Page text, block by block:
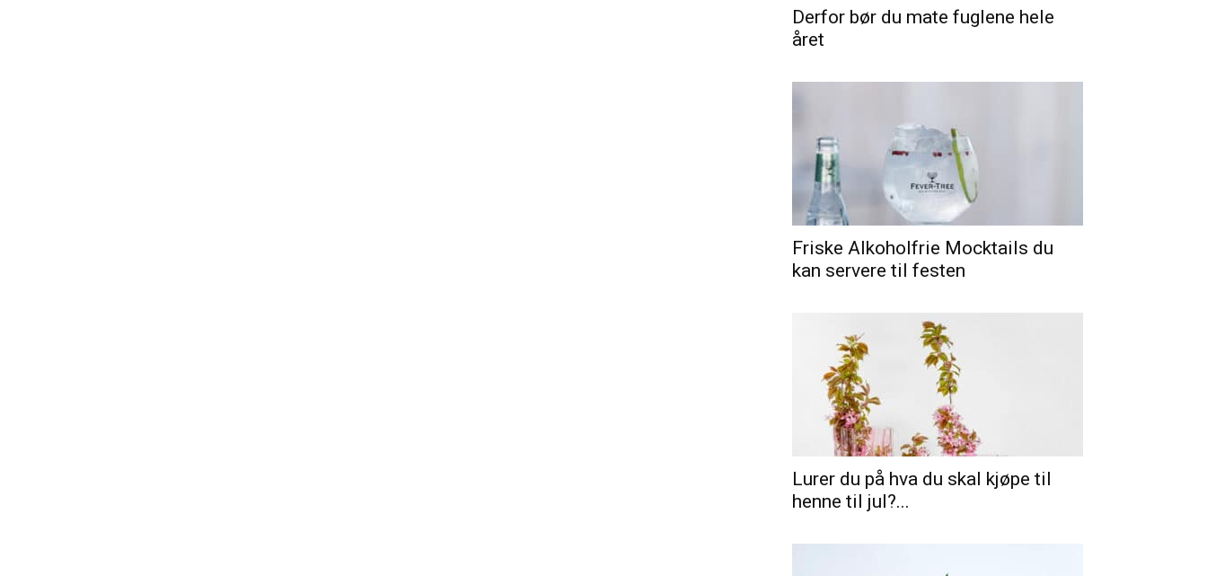
Derfor bør du mate fuglene hele
året
Friske Alkoholfrie Mocktails du
kan servere til festen
Lurer du på hva du skal kjøpe til
henne til jul?...